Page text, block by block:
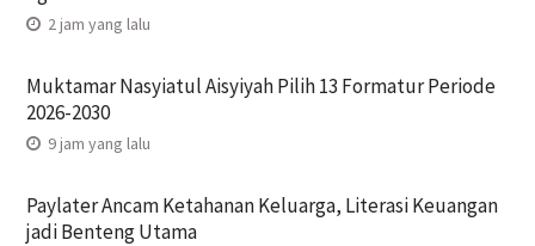
2 jam yang lalu
Muktamar Nasyiatul Aisyiyah Pilih 13 Formatur Periode
2026-2030
9 jam yang lalu
Paylater Ancam Ketahanan Keluarga, Literasi Keuangan
jadi Benteng Utama